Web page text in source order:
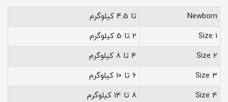
Newborn
تا 4.5 کیلوگرم
Size 1
2 تا 5 کیلوگرم
Size 2
4 تا 8 کیلوگرم
Size 3
6 تا 10 کیلوگرم
Size 4
8 تا 14 کیلوگرم